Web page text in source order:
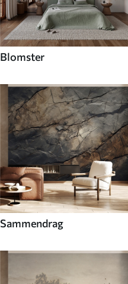
Blomster
Sammendrag